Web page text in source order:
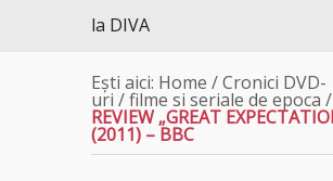
la DIVA
Ești aici: Home /Cronici DVD-
uri /filme si seriale de epoca /
REVIEW „GREAT
(2011) – BBC